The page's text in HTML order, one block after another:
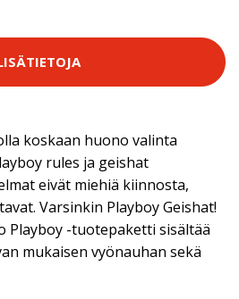
koskaan huono valinta
rules ja geishat
eivät miehiä kiinnosta,
Varsinkin Playboy Geishat!
Playboy -tuotepaketti sisältää
mukaisen vyönauhan sekä